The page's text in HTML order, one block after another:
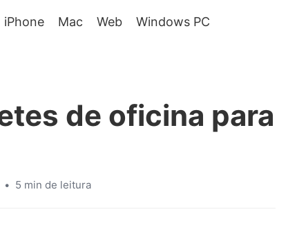
iPhone Mac Web Windows PC
de oficina para
• 5 min de leitura